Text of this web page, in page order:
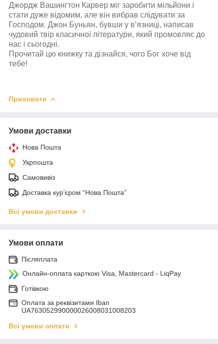
Джордж Вашингтон Карвер міг заробити мільйони і
стати дуже відомим, але він вибрав слідувати за
Господом. Джон Буньян, бувши у в’язниці, написав
чудовий твір класичної літератури, який промовляє до
нас і сьогодні.
Прочитай цю книжку та дізнайся, чого Бог хоче від
тебе!
Приховати
Умови доставки
Нова Пошта
Укрпошта
Самовивіз
Доставка кур’єром “Нова Пошта”
Всі умови доставки
Умови оплати
Післяплата
Онлайн-оплата карткою Visa, Mastercard - LiqPay
Готівкою
Оплата за реквізитами Iban
UA763052990000026008031008203
Всі умови оплати